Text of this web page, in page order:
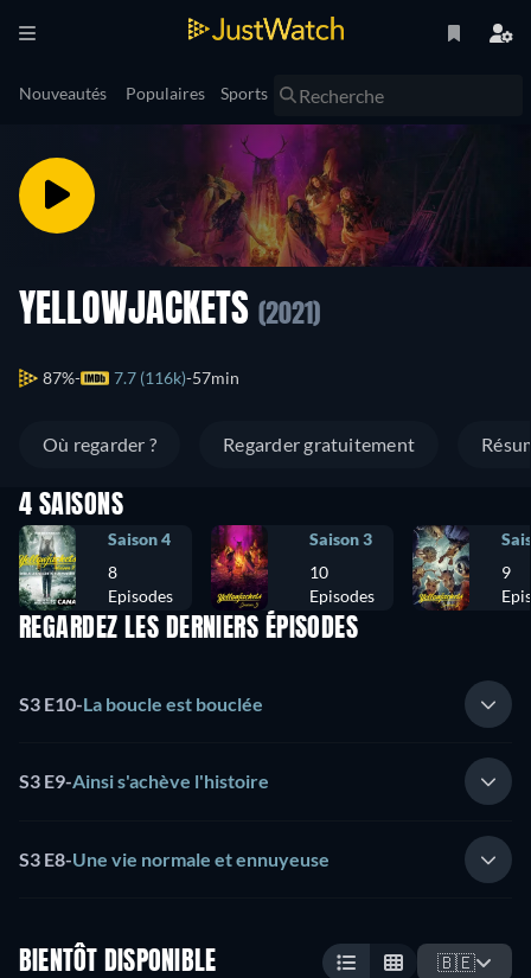
Nouveautés Populaires Sports
YELLOWJACKETS (2021)
87% 7.7 (116k) 57min
Où regarder ? Regarder gratuitement
4 SAISONS
Saison 4
8
Episodes
Saison 3
10
Episodes
9
REGARDEZ LES DERNIERS ÉPISODES
S3 E10-La boucle est bouclée
S3 E9-Ainsi s'achève l'histoire
S3 E8-Une vie normale et ennuyeuse
BIENTÔT DISPONIBLE 🇧🇪